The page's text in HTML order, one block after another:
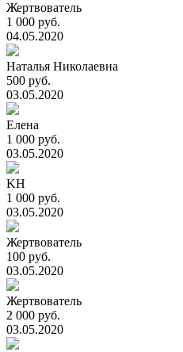
Жертвователь
1 000 руб.
04.05.2020
Наталья Николаевна
500 руб.
03.05.2020
Елена
1 000 руб.
03.05.2020
KH
1 000 руб.
03.05.2020
Жертвователь
100 руб.
03.05.2020
Жертвователь
2 000 руб.
03.05.2020